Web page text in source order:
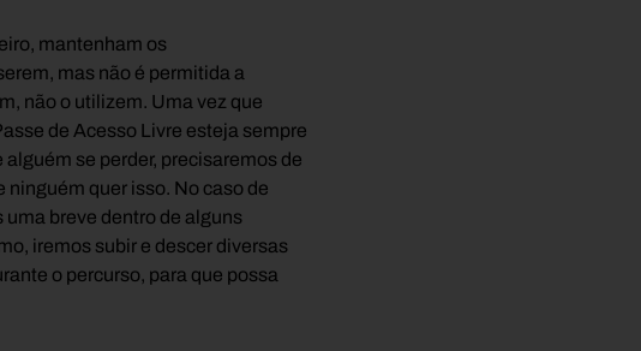
mantenham os
mas não é permitida a
não o utilizem. Uma vez que
de Acesso Livre esteja sempre
se perder, precisaremos de
quer isso. No caso de
breve dentro de alguns
iremos subir e descer diversas
o percurso, para que possa